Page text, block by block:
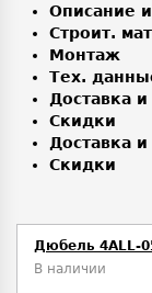
Описание
Строит.
Монтаж
Тех.
Доставка и
Скидки
Доставка и
Скидки
Дюбель 4ALL-
В наличии